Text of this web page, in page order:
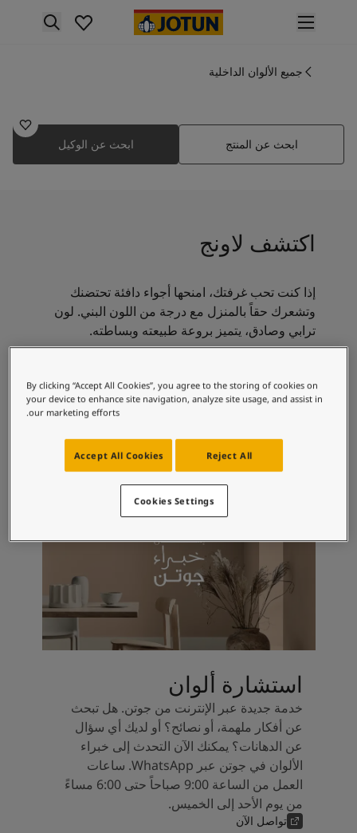
nav label
منتجات الدهان الداخلي
جميع المنتجات الخارجية
ألوان الدهانات الداخلية
مجموعة الألوان
عينات ألوان جوتن
إلهام ألوان الدهان الداخلي
إلهام ألوان الدهان الخارجي
Book a painter
البحث عن موزع جوتن
أحجز خدمات الدهان
مساحات تنبض بالحياة - أحدث مجموعة ألوان جوتن
جميع الألوان الداخلية
ابحث عن المنتج ابحث عن الوكيل
اكتشف لاونج
إذا كنت تحب غرفتك، امنحها أجواء دافئة تحتضنك
وتشعرك حقاً بالمنزل مع درجة من اللون البني. لون
ترابي وصادق، يتميز بروعة طبيعته وبساطته.
مجموعات الألوان الموصى بها
Vanilla Latte
1001
إغّ وايت
استشارة ألوان
خدمة جديدة عبر الإنترنت من جوتن. هل تبحث
عن أفكار ملهمة، أو نصائح؟ أو لديك أي سؤال
عن الدهانات؟ يمكنك الآن التحدث إلى خبراء
الألوان في جوتن عبر WhatsApp. ساعات
العمل من الساعة 9:00 صباحاً حتى 6:00 مساءً
من يوم الأحد إلى الخميس.
تواصل الآن
By clicking “Accept All Cookies”, you agree to the storing of cookies on
your device to enhance site navigation, analyze site usage, and assist in
our marketing efforts.
Reject All
Accept All Cookies
Cookies Settings